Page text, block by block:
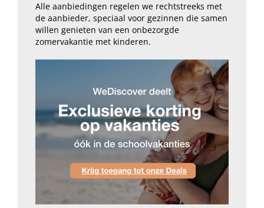
Alle aanbiedingen regelen we rechtstreeks met
de aanbieder, speciaal voor gezinnen die samen
willen genieten van een onbezorgde
zomervakantie met kinderen.